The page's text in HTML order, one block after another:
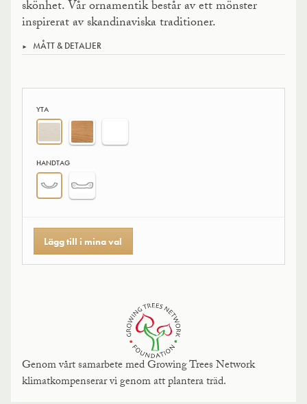
skönhet. Vår ornamentik består av ett mönster
inspirerat av skandinaviska traditioner.
MÅTT & DETALJER
YTA
HANDTAG
Lägg till i mina val
Genom vårt samarbete med Growing Trees Network
klimatkompenserar vi genom att plantera träd.